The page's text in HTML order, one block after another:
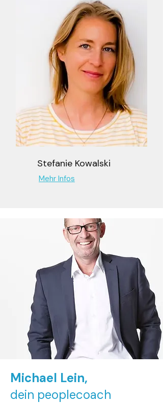
Stefanie Kowalski
Mehr Infos
Michael Lein,
dein peoplecoach